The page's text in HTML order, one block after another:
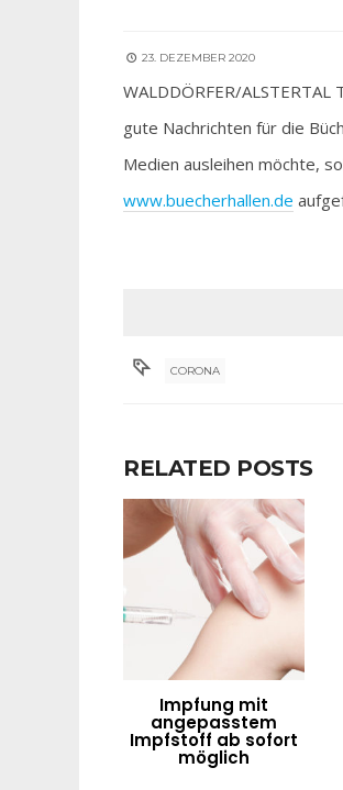
23. DEZEMBER 2020
WALDDÖRFER/
gute Nachrichten für die
Medien ausleihen möchte,
www.buecherhallen.de
CORONA
RELATED POSTS
Impfung mit
angepasstem
Impfstoff ab sofort
möglich